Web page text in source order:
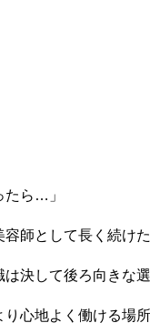
たら…」
師として長く続けた
決して後ろ向きな
心地よく働ける場